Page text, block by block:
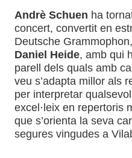
Andrè Schuen ha
concert, convertit en
Deutsche
Daniel Heide, amb qui
parell dels quals amb
veu s’adapta millor als
per interpretar
excel·leix en repertoris
que s’orienta la seva
segures vingudes a